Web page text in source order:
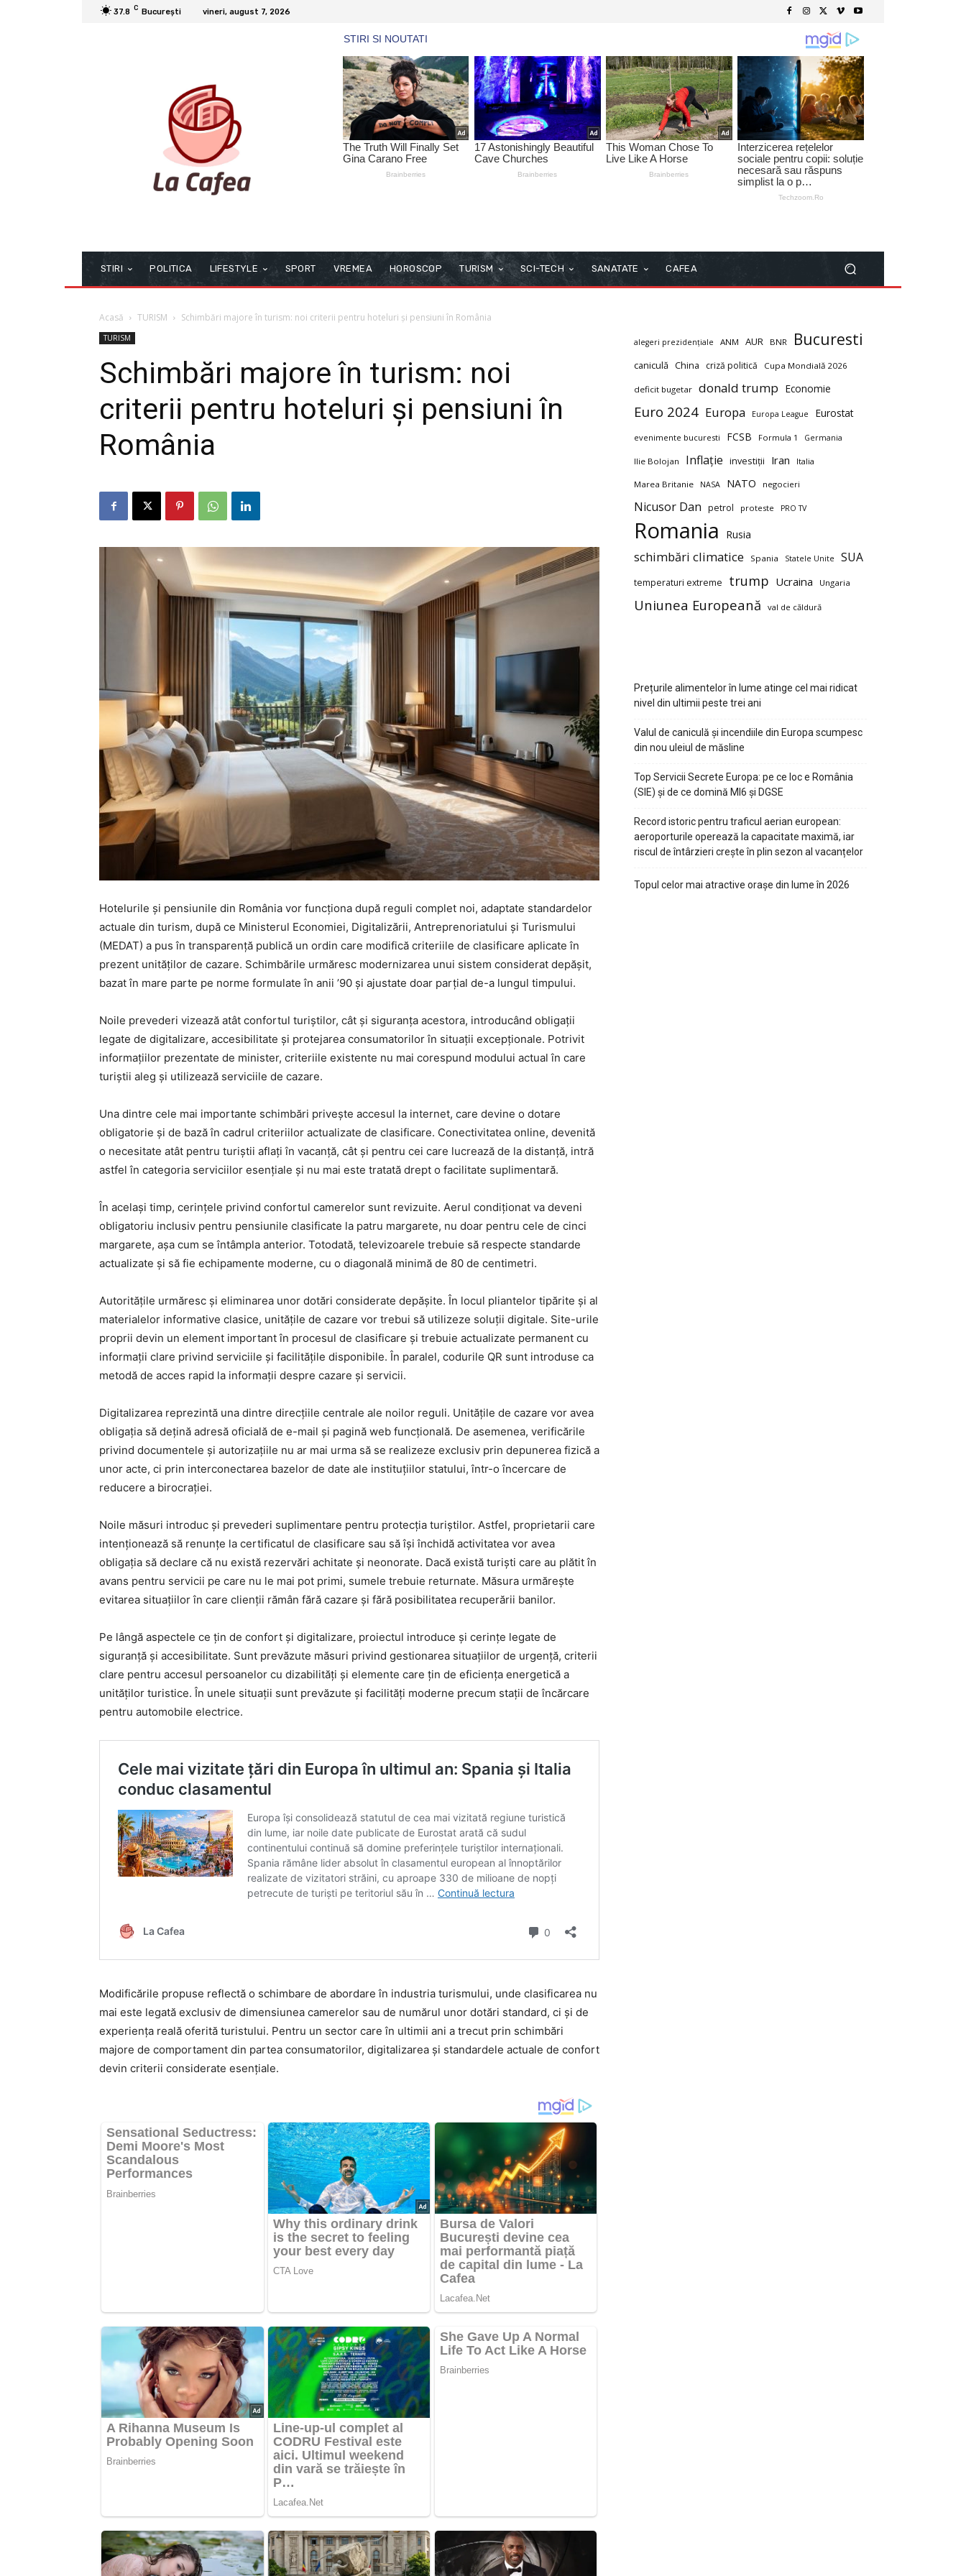
37.8 C București vineri, august 7, 2026
STIRI POLITICA LIFESTYLE SPORT VREMEA HOROSCOP TURISM SCI-TECH SANATATE CAFEA
Acasă TURISM Schimbări majore în turism: noi criterii pentru hoteluri și pensiuni în România
TURISM
Schimbări majore în turism: noi
criterii pentru hoteluri și pensiuni în
România
Hotelurile și pensiunile din România vor funcționa după reguli complet noi, adaptate standardelor
actuale din turism, după ce Ministerul Economiei, Digitalizării, Antreprenoriatului și Turismului
(MEDAT) a pus în transparență publică un ordin care modifică criteriile de clasificare aplicate în
prezent unităților de cazare. Schimbările urmăresc modernizarea unui sistem considerat depășit,
bazat în mare parte pe norme formulate în anii ’90 și ajustate doar parțial de-a lungul timpului.
Noile prevederi vizează atât confortul turiștilor, cât și siguranța acestora, introducând obligații
legate de digitalizare, accesibilitate și protejarea consumatorilor în situații excepționale. Potrivit
informațiilor prezentate de minister, criteriile existente nu mai corespund modului actual în care
turiștii aleg și utilizează serviciile de cazare.
Una dintre cele mai importante schimbări privește accesul la internet, care devine o dotare
obligatorie și de bază în cadrul criteriilor actualizate de clasificare. Conectivitatea online, devenită
o necesitate atât pentru turiștii aflați în vacanță, cât și pentru cei care lucrează de la distanță, intră
astfel în categoria serviciilor esențiale și nu mai este tratată drept o facilitate suplimentară.
În același timp, cerințele privind confortul camerelor sunt revizuite. Aerul condiționat va deveni
obligatoriu inclusiv pentru pensiunile clasificate la patru margarete, nu doar pentru cele de cinci
margarete, așa cum se întâmpla anterior. Totodată, televizoarele trebuie să respecte standarde
actualizate și să fie echipamente moderne, cu o diagonală minimă de 80 de centimetri.
Autoritățile urmăresc și eliminarea unor dotări considerate depășite. În locul pliantelor tipărite și al
materialelor informative clasice, unitățile de cazare vor trebui să utilizeze soluții digitale. Site-urile
proprii devin un element important în procesul de clasificare și trebuie actualizate permanent cu
informații clare privind serviciile și facilitățile disponibile. În paralel, codurile QR sunt introduse ca
metodă de acces rapid la informații despre cazare și servicii.
Digitalizarea reprezintă una dintre direcțiile centrale ale noilor reguli. Unitățile de cazare vor avea
obligația să dețină adresă oficială de e-mail și pagină web funcțională. De asemenea, verificările
privind documentele și autorizațiile nu ar mai urma să se realizeze exclusiv prin depunerea fizică a
unor acte, ci prin interconectarea bazelor de date ale instituțiilor statului, într-o încercare de
reducere a birocrației.
Noile măsuri introduc și prevederi suplimentare pentru protecția turiștilor. Astfel, proprietarii care
intenționează să renunțe la certificatul de clasificare sau să își închidă activitatea vor avea
obligația să declare că nu există rezervări achitate și neonorate. Dacă există turiști care au plătit în
avans pentru servicii pe care nu le mai pot primi, sumele trebuie returnate. Măsura urmărește
evitarea situațiilor în care clienții rămân fără cazare și fără posibilitatea recuperării banilor.
Pe lângă aspectele ce țin de confort și digitalizare, proiectul introduce și cerințe legate de
siguranță și accesibilitate. Sunt prevăzute măsuri privind gestionarea situațiilor de urgență, criterii
clare pentru accesul persoanelor cu dizabilități și elemente care țin de eficiența energetică a
unităților turistice. În unele situații sunt prevăzute și facilități moderne precum stații de încărcare
pentru automobile electrice.
Modificările propuse reflectă o schimbare de abordare în industria turismului, unde clasificarea nu
mai este legată exclusiv de dimensiunea camerelor sau de numărul unor dotări standard, ci și de
experiența reală oferită turistului. Pentru un sector care în ultimii ani a trecut prin schimbări
majore de comportament din partea consumatorilor, digitalizarea și standardele actuale de confort
devin criterii considerate esențiale.
alegeri prezidențiale ANM AUR BNR Bucuresti
caniculă China criză politică Cupa Mondială 2026
deficit bugetar donald trump Economie
Euro 2024 Europa Europa League Eurostat
evenimente bucuresti FCSB Formula 1 Germania
Ilie Bolojan Inflație investiții Iran Italia
Marea Britanie NASA NATO negocieri
Nicusor Dan petrol proteste PRO TV
Romania Rusia
schimbări climatice Spania Statele Unite SUA
temperaturi extreme trump Ucraina Ungaria
Uniunea Europeană val de căldură
Prețurile alimentelor în lume atinge cel mai ridicat
nivel din ultimii peste trei ani
Valul de caniculă și incendiile din Europa scumpesc
din nou uleiul de măsline
Top Servicii Secrete Europa: pe ce loc e România
(SIE) și de ce domină MI6 și DGSE
Record istoric pentru traficul aerian european:
aeroporturile operează la capacitate maximă, iar
riscul de întârzieri crește în plin sezon al vacanțelor
Topul celor mai atractive orașe din lume în 2026